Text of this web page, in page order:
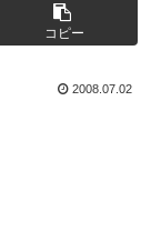
コピー
2008.07.02